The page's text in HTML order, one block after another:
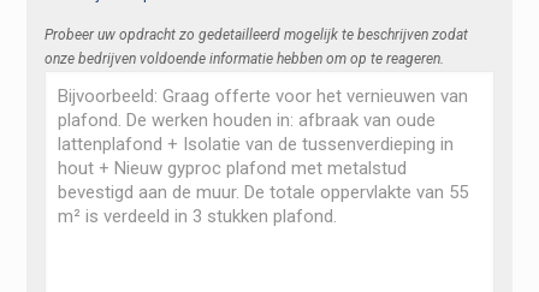
Probeer uw opdracht zo gedetailleerd mogelijk te beschrijven zodat
onze bedrijven voldoende informatie hebben om op te reageren.